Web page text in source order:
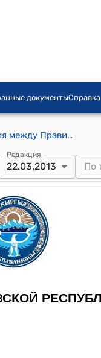
документыСправка
Закон КР от 22 марта 2013 года № 45 "О ратификации Соглашения между Правительством Кыргызской Республики и Правительством Азербайджанской Республики о сотрудничестве и взаимной помощи по вопросам соблюдения налогового законодательства, подписанного 30 марта 2012 года в городе Баку"
Редакция
22.03.2013